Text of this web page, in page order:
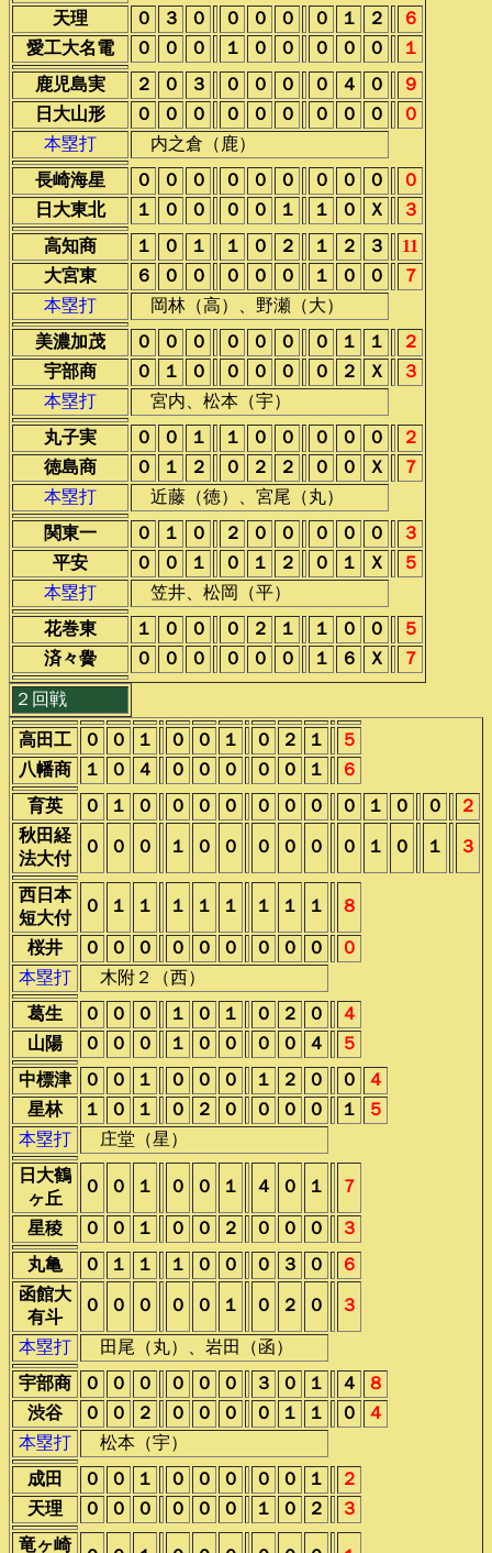
天理
０ ３ ０ ０ ０ ０ ０ １ ２
６
愛工大名電
０ ０ ０ １ ０ ０ ０ ０ ０
１
鹿児島実
２ ０ ３ ０ ０ ０ ０ ４ ０
９
日大山形
０ ０ ０ ０ ０ ０ ０ ０ ０
０
本塁打
内之倉（鹿）
長崎海星
０ ０ ０ ０ ０ ０ ０ ０ ０
０
日大東北
１ ０ ０ ０ ０ １ １ ０ Ｘ
３
高知商
１ ０ １ １ ０ ２ １ ２ ３
11
大宮東
６ ０ ０ ０ ０ ０ １ ０ ０
７
本塁打
岡林（高）、野瀬（大）
美濃加茂
０ ０ ０ ０ ０ ０ ０ １ １
２
宇部商
０ １ ０ ０ ０ ０ ０ ２ Ｘ
３
本塁打
宮内、松本（宇）
丸子実
０ ０ １ １ ０ ０ ０ ０ ０
２
徳島商
０ １ ２ ０ ２ ２ ０ ０ Ｘ
７
本塁打
近藤（徳）、宮尾（丸）
関東一
０ １ ０ ２ ０ ０ ０ ０ ０
３
平安
０ ０ １ ０ １ ２ ０ １ Ｘ
５
本塁打
笠井、松岡（平）
花巻東
１ ０ ０ ０ ２ １ １ ０ ０
５
済々黌
０ ０ ０ ０ ０ ０ １ ６ Ｘ ７
２回戦
高田工 ０ ０ １ ０ ０ １ ０ ２ １
５
八幡商
１ ０ ４ ０ ０ ０ ０ ０ １
６
育英
０ １ ０ ０ ０ ０ ０ ０ ０ ０ １ ０ ０
２
秋田経
法大付
０ ０ ０ １ ０ ０ ０ ０ ０ ０ １ ０ １ ３
西日本
短大付
０ １ １ １ １ １ １ １ １ ８
桜井 ０ ０ ０ ０ ０ ０ ０ ０ ０
０
本塁打
木附２（西）
葛生
０ ０ ０ １ ０ １ ０ ２ ０
４
山陽
０ ０ ０ １ ０ ０ ０ ０ ４
５
中標津
０ ０ １ ０ ０ ０ １ ２ ０ ０
４
星林
１ ０ １ ０ ２ ０ ０ ０ ０ １
５
本塁打
庄堂（星）
日大鶴
ヶ丘
０ ０ １ ０ ０ １ ４ ０ １ ７
星稜 ０ ０ １ ０ ０ ２ ０ ０ ０
３
丸亀
０ １ １ １ ０ ０ ０ ３ ０
６
函館大
有斗
０ ０ ０ ０ ０ １ ０ ２ ０ ３
本塁打
田尾（丸）、岩田（函）
宇部商
０ ０ ０ ０ ０ ０ ３ ０ １ ４
８
渋谷
０ ０ ２ ０ ０ ０ ０ １ １ ０
４
本塁打
松本（宇）
成田
０ ０ １ ０ ０ ０ ０ ０ １
２
天理
０ ０ ０ ０ ０ ０ １ ０ ２
３
竜ヶ崎